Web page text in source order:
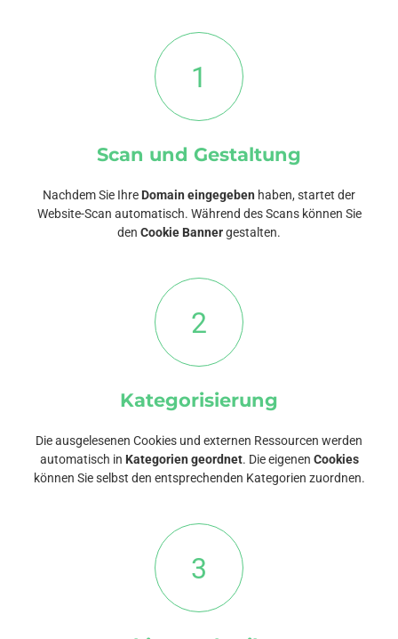
1
Scan und Gestaltung
Nachdem Sie Ihre Domain eingegeben haben, startet der
Website-Scan automatisch. Während des Scans können Sie
den Cookie Bannergestalten.
2
Kategorisierung
Die ausgelesenen Cookies und externen Ressourcen werden
automatisch in Kategorien geordnet. Die eigenen Cookies
können Sie selbst den entsprechenden Kategorien zuordnen.
3